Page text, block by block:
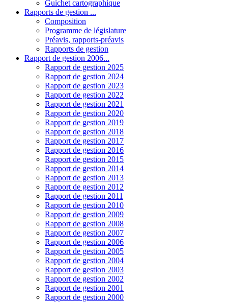
Guichet cartographique
Rapports de gestion ...
Composition
Programme de législature
Préavis, rapports-préavis
Rapports de gestion
Rapport de gestion 2006...
Rapport de gestion 2025
Rapport de gestion 2024
Rapport de gestion 2023
Rapport de gestion 2022
Rapport de gestion 2021
Rapport de gestion 2020
Rapport de gestion 2019
Rapport de gestion 2018
Rapport de gestion 2017
Rapport de gestion 2016
Rapport de gestion 2015
Rapport de gestion 2014
Rapport de gestion 2013
Rapport de gestion 2012
Rapport de gestion 2011
Rapport de gestion 2010
Rapport de gestion 2009
Rapport de gestion 2008
Rapport de gestion 2007
Rapport de gestion 2006
Rapport de gestion 2005
Rapport de gestion 2004
Rapport de gestion 2003
Rapport de gestion 2002
Rapport de gestion 2001
Rapport de gestion 2000